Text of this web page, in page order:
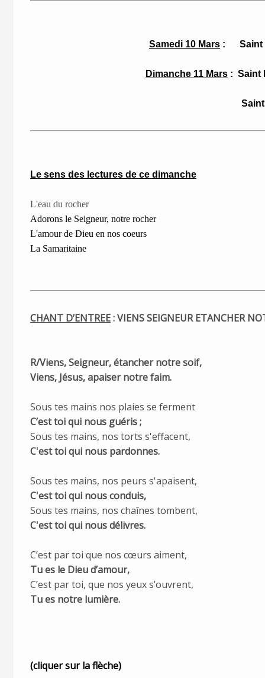
Samedi 10 Mars : Saint
Dimanche 11 Mars : Saint
Saint Louis
Le sens des lectures de ce dimanche
L'eau du rocher
Adorons le Seigneur, notre rocher
L'amour de Dieu en nos coeurs
La Samaritaine
CHANT D’ENTREE: VIENS SEIGNEUR ETANCHER
R/Viens, Seigneur, étancher notre soif,
Viens, Jésus, apaiser notre faim.
Sous tes mains nos plaies se ferment
C’est toi qui nous guéris ;
Sous tes mains, nos torts s'effacent,
C'est toi qui nous pardonnes.
Sous tes mains, nos peurs s'apaisent,
C'est toi qui nous conduis,
Sous tes mains, nos chaînes tombent,
C'est toi qui nous délivres.
C’est par toi que nos cœurs aiment,
Tu es le Dieu d’amour,
C’est par toi, que nos yeux s’ouvrent,
Tu es notre lumière.
(cliquer sur la flèche)